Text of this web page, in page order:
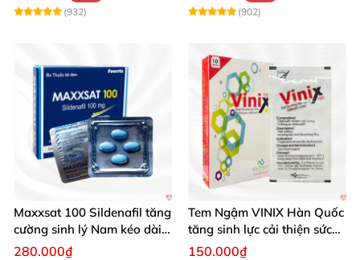
(932)
(902)
Maxxsat 100 Sildenafil tăng
cường sinh lý Nam kéo dài
hiệu quả
280.000₫
Tem Ngậm VINIX Hàn Quốc
tăng sinh lực cải thiện sức
khỏe phái mạnh
150.000₫